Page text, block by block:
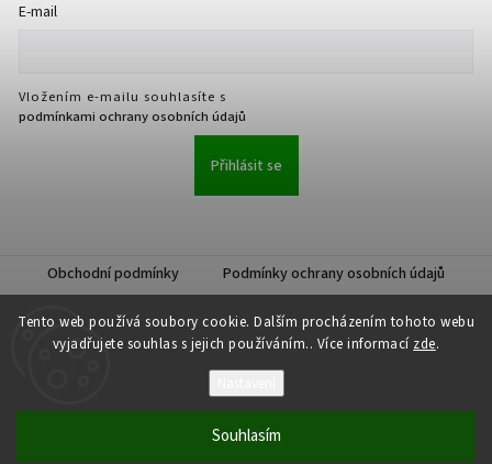
Tento web používá soubory cookie. Dalším procházením tohoto webu
vyjadřujete souhlas s jejich používáním.. Více informací zde.
Souhlasím
E-mail
Vložením e-mailu souhlasíte s
podmínkami ochrany osobních údajů
Přihlásit se
Obchodní podmínky Podmínky ochrany osobních údajů
Copyright 2026JKK Professional s.r.o.. Všechna práva vyhrazena.
Upravit nastavení cookies